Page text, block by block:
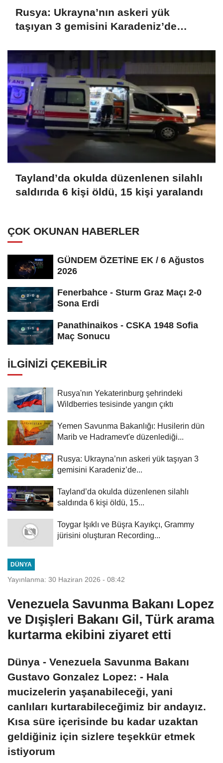
Rusya: Ukrayna’nın askeri yük
taşıyan 3 gemisini Karadeniz’de
Tayland’da okulda düzenlenen silahlı
saldırıda 6 kişi öldü, 15 kişi yaralandı
ÇOK OKUNAN HABERLER
GÜNDEM ÖZETİNE EK / 6 Ağustos
2026
Fenerbahce - Sturm Graz Maçı 2-0
Sona Erdi
Panathinaikos - CSKA 1948 Sofia
Maç Sonucu
İLGINIZI ÇEKEBILIR
Rusya'nın Yekaterinburg şehrindeki
Wildberries tesisinde yangın çıktı
Yemen Savunma Bakanlığı: Husilerin dün
Marib ve Hadramevt'e düzenlediği...
Rusya: Ukrayna’nın askeri yük taşıyan 3
gemisini Karadeniz’de...
Tayland’da okulda düzenlenen silahlı
saldırıda 6 kişi öldü, 15...
Toygar Işıklı ve Büşra Kayıkçı, Grammy
jürisini oluşturan Recording...
DÜNYA
Yayınlanma: 30 Haziran 2026 - 08:42
Venezuela Savunma Bakanı Lopez
ve Dışişleri Bakanı Gil, Türk arama
kurtarma ekibini ziyaret etti
Dünya - Venezuela Savunma Bakanı
Gustavo Gonzalez Lopez: - Hala
mucizelerin yaşanabileceği, yani
canlıları kurtarabileceğimiz bir andayız.
Kısa süre içerisinde bu kadar uzaktan
geldiğiniz için sizlere teşekkür etmek
istiyorum